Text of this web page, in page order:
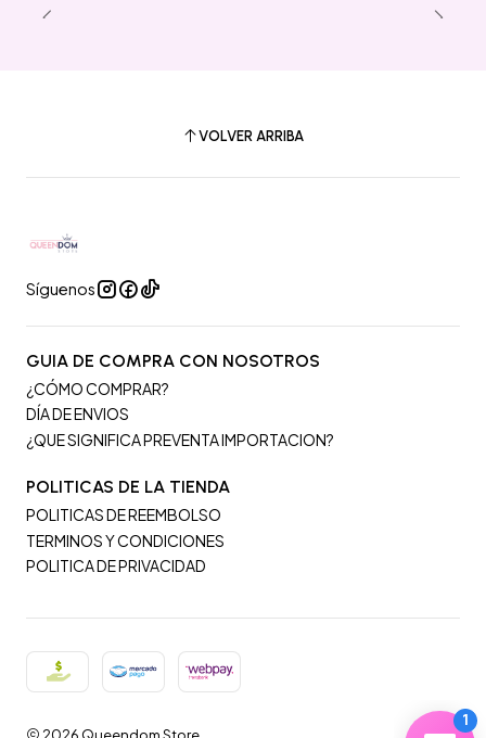
VOLVER ARRIBA
Síguenos
GUIA DE COMPRA CON NOSOTROS
¿CÓMO COMPRAR?
DÍA DE ENVIOS
¿QUE SIGNIFICA PREVENTA IMPORTACION?
POLITICAS DE LA TIENDA
POLITICAS DE REEMBOLSO
TERMINOS Y CONDICIONES
POLITICA DE PRIVACIDAD